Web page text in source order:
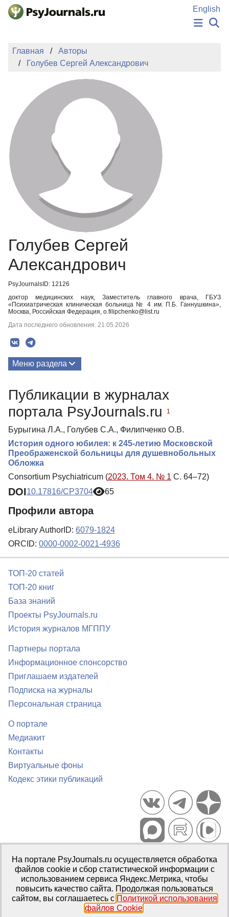
Перейти к основному содержанию
English
АВТОРЫ
ПОДАТЬ РУКОПИСЬ
БАЗА ЗНАНИЙ
КЛЮЧЕВЫЕ СЛОВА
Регистрация
Главная
Авторы
Голубев Сергей Александрович
Голубев Сергей
Александрович
PsyJournalsID: 12126
доктор медицинских наук, Заместитель главного врача, ГБУЗ
«Психиатрическая клиническая больница № 4 им. П.Б. Ганнушкина»,
Москва, Российская Федерация, o.filipchenko@list.ru
Дата последнего обновления: 21.05.2026
Меню раздела
Публикации в журналах
портала PsyJournals.ru
1
Бурыгина Л.А., Голубев С.А., Филипченко О.В.
История одного юбилея: к 245-летию Московской
Преображенской больницы для душевнобольных
Обложка
Consortium Psychiatricum (2023. Том 4. № 1 С. 64–72)
DOI10.17816/CP3704 65
Профили автора
eLibrary AuthorID: 6079-1824
ORCID: 0000-0002-0021-4936
ТОП-20 статей
ТОП-20 книг
База знаний
Проекты PsyJournals.ru
История журналов МГППУ
Партнеры портала
Информационное спонсорство
Приглашаем издателей
Подписка на журналы
Персональная страница
О портале
Медиакит
Контакты
Виртуальные фоны
Кодекс этики публикаций
Портал психологических изданий PsyJournals.ru, 2007–2026
Правила использования материалов
Свидетельство регистрации СМИЭл № ФС77-66447 от 14 июля
2016 г.
Издатель: ФГБОУ ВО МГППУ
На портале PsyJournals.ru осуществляется обработка
файлов cookie и сбор статистической информации с
использованием сервиса Яндекс.Метрика, чтобы
повысить качество сайта. Продолжая пользоваться
сайтом, вы соглашаетесь с Политикой использования
файлов Cookie.